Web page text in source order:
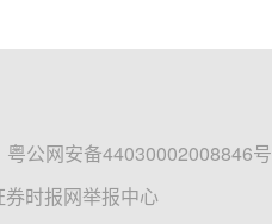
粤公网安备44030002008846号
券时报网举报中心